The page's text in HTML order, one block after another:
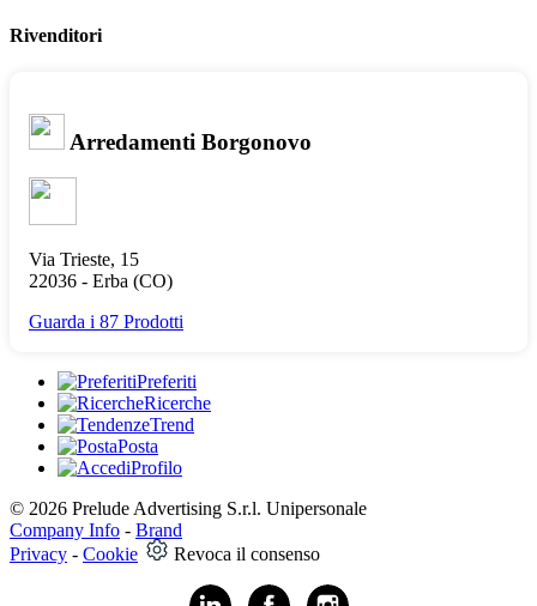
Rivenditori
Arredamenti Borgonovo
Via Trieste, 15
22036 - Erba (CO)
Guarda i 87 Prodotti
Preferiti
Ricerche
Trend
Posta
Profilo
© 2026 Prelude Advertising S.r.l. Unipersonale
Company Info - Brand
Privacy - Cookie Revoca il consenso